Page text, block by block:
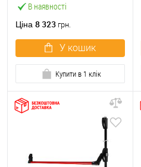
В наявності
штангою 1200 мм червона
Ціна 8 323 грн.
У кошик
Купити в 1 клік